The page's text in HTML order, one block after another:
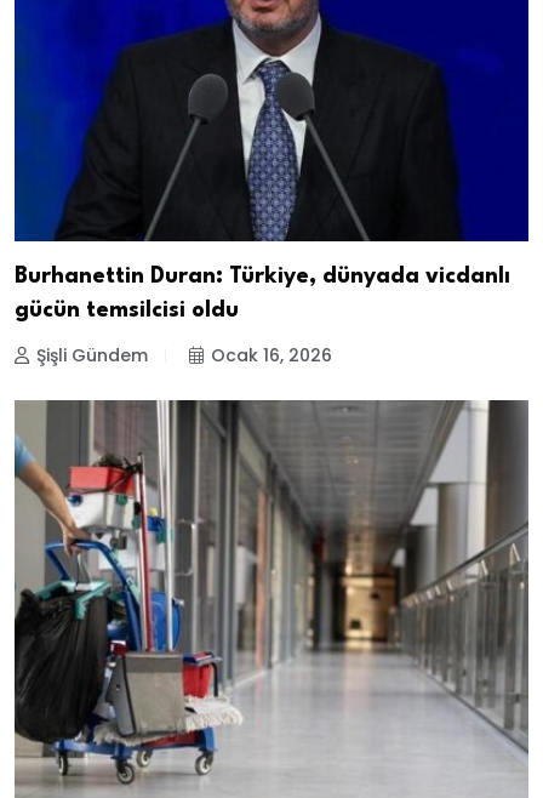
Burhanettin Duran: Türkiye, dünyada vicdanlı
gücün temsilcisi oldu
Şişli Gündem Ocak 16, 2026